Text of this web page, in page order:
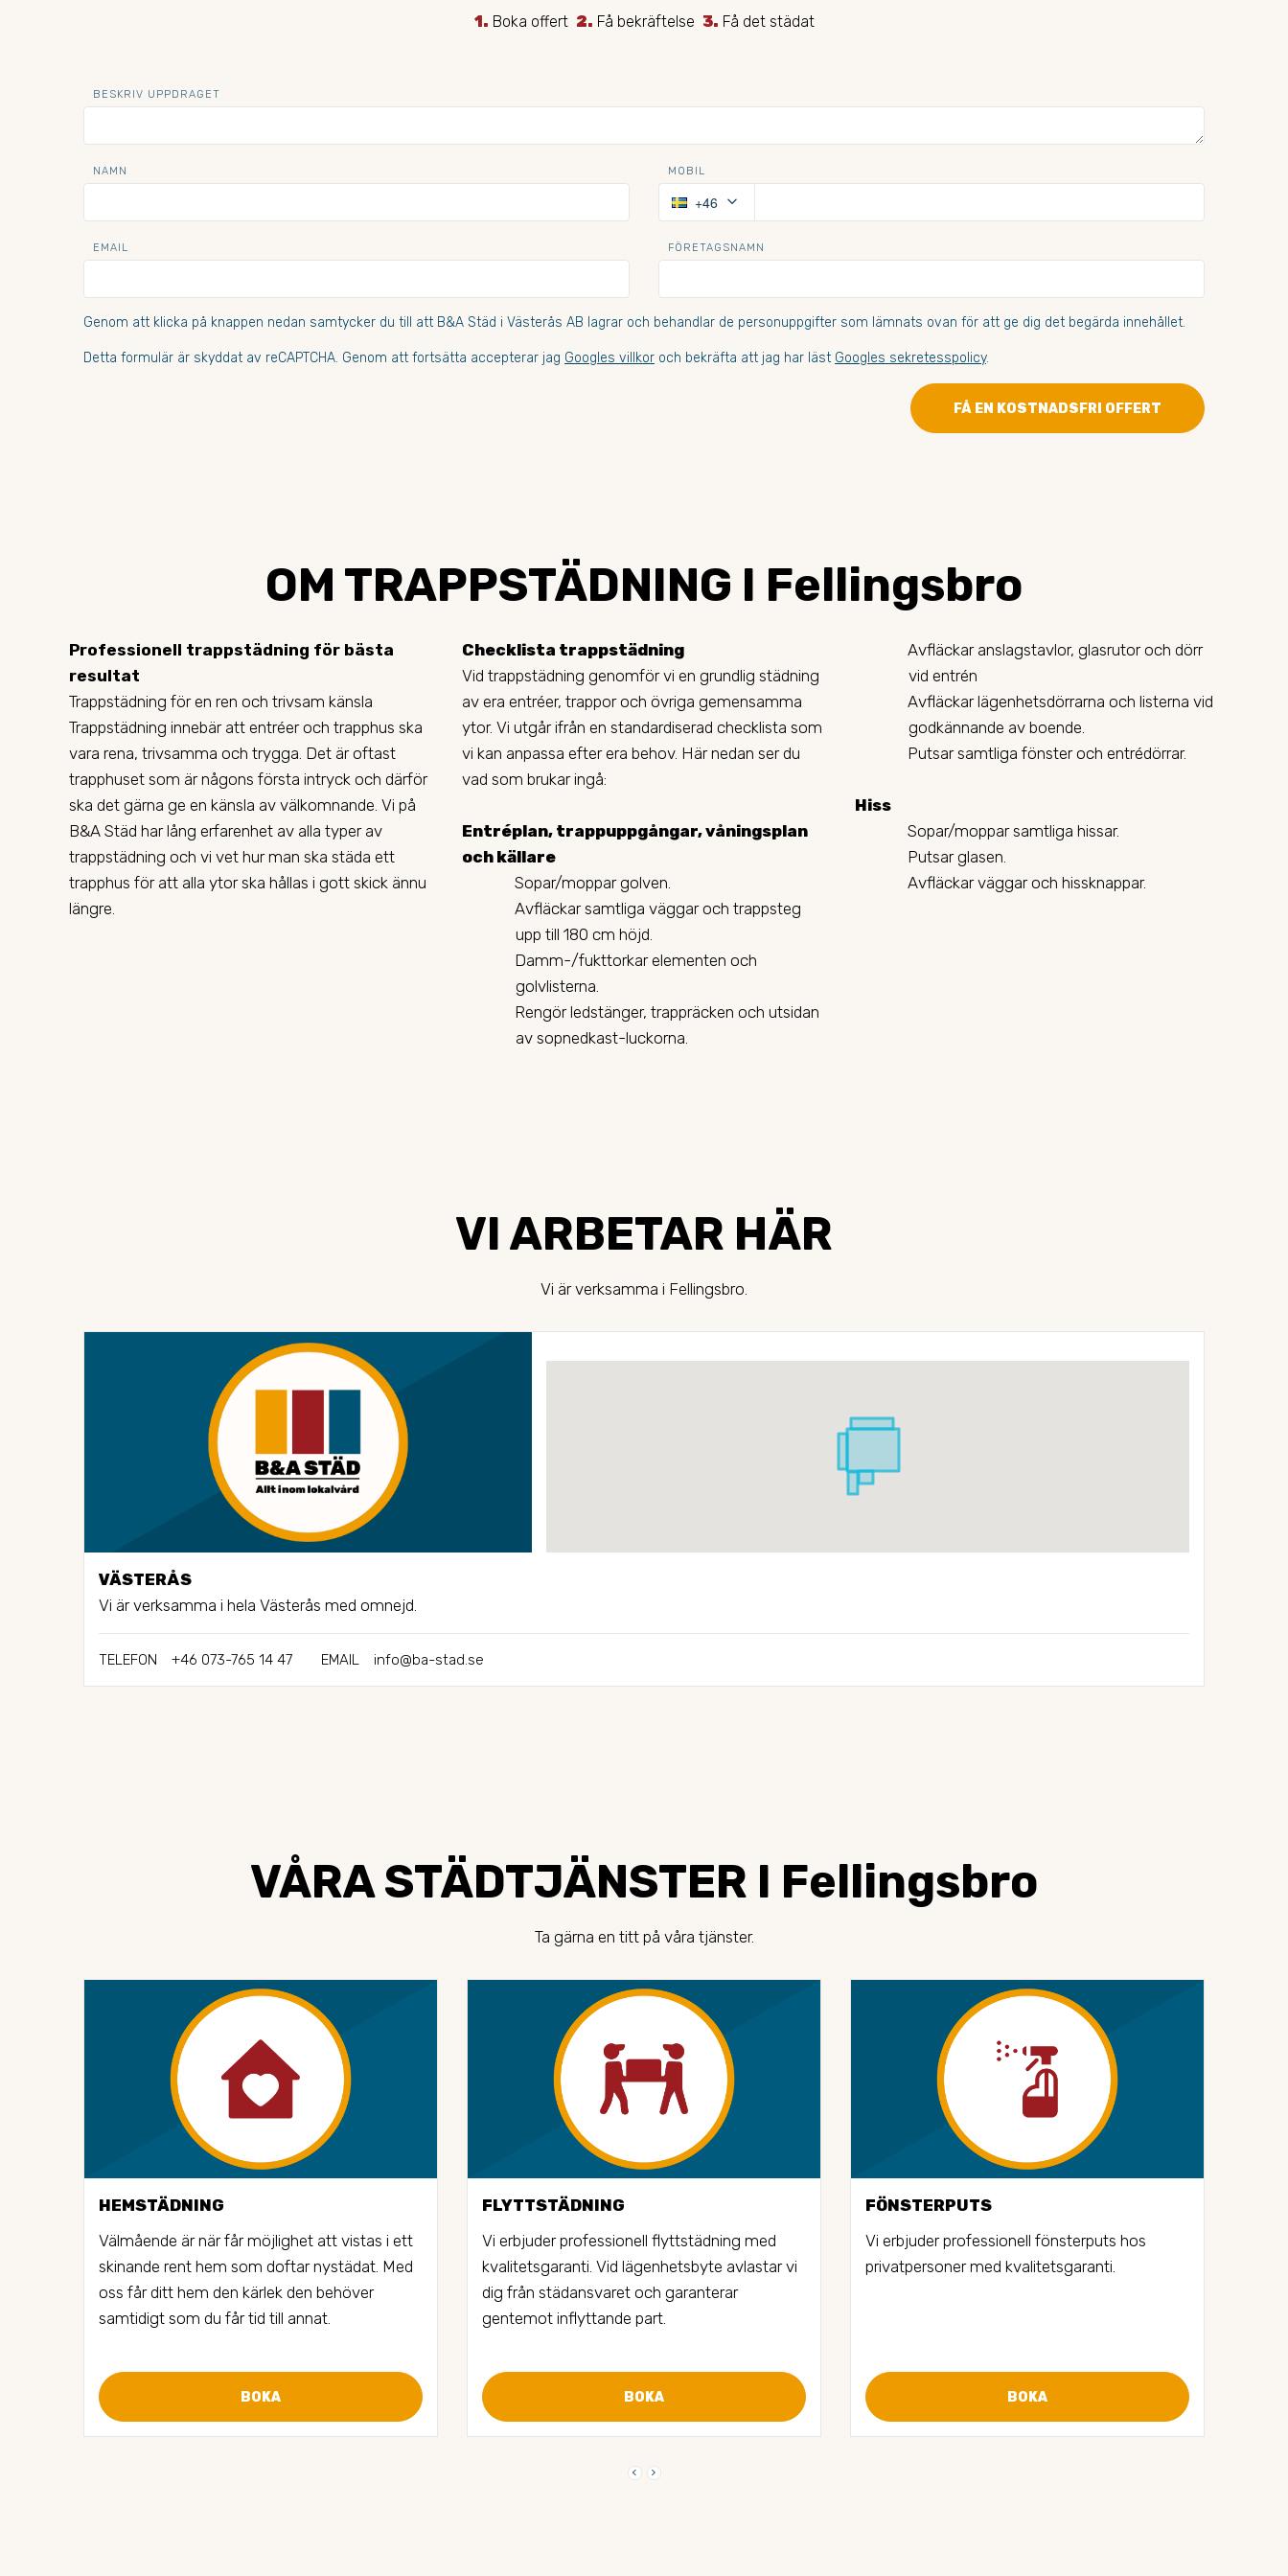
1. Boka offert 2. Få bekräftelse 3. Få det städat
BESKRIV UPPDRAGET
NAMN MOBIL
+46 keyboard_arrow_down
EMAIL FÖRETAGSNAMN
Genom att klicka på knappen nedan samtycker du till att B&A Städ i Västerås AB lagrar och behandlar de personuppgifter som lämnats ovan för att ge dig det begärda innehållet.
Detta formulär är skyddat av reCAPTCHA. Genom att fortsätta accepterar jag Googles villkor och bekräfta att jag har läst Googles sekretesspolicy.
FÅ EN KOSTNADSFRI OFFERT
OM TRAPPSTÄDNING I Fellingsbro
Professionell trappstädning för bästa
resultat
Trappstädning för en ren och trivsam känsla
Trappstädning innebär att entréer och trapphus ska
vara rena, trivsamma och trygga. Det är oftast
trapphuset som är någons första intryck och därför
ska det gärna ge en känsla av välkomnande. Vi på
B&A Städ har lång erfarenhet av alla typer av
trappstädning och vi vet hur man ska städa ett
trapphus för att alla ytor ska hållas i gott skick ännu
längre.
Checklista trappstädning
Vid trappstädning genomför vi en grundlig städning
av era entréer, trappor och övriga gemensamma
ytor. Vi utgår ifrån en standardiserad checklista som
vi kan anpassa efter era behov. Här nedan ser du
vad som brukar ingå:
Entréplan, trappuppgångar, våningsplan
och källare
Sopar/moppar golven.
Avfläckar samtliga väggar och trappsteg
upp till 180 cm höjd.
Damm-/fukttorkar elementen och
golvlisterna.
Rengör ledstänger, trappräcken och utsidan
av sopnedkast-luckorna.
Avfläckar anslagstavlor, glasrutor och dörr
vid entrén
Avfläckar lägenhetsdörrarna och listerna vid
godkännande av boende.
Putsar samtliga fönster och entrédörrar.
Hiss
Sopar/moppar samtliga hissar.
Putsar glasen.
Avfläckar väggar och hissknappar.
VI ARBETAR HÄR
Vi är verksamma i Fellingsbro.
VÄSTERÅS
Vi är verksamma i hela Västerås med omnejd.
TELEFON +46 073-765 14 47 EMAIL info@ba-stad.se
VÅRA STÄDTJÄNSTER I Fellingsbro
Ta gärna en titt på våra tjänster.
HEMSTÄDNING
Välmående är när får möjlighet att vistas i ett
skinande rent hem som doftar nystädat. Med
oss får ditt hem den kärlek den behöver
samtidigt som du får tid till annat.
BOKA
FLYTTSTÄDNING
Vi erbjuder professionell flyttstädning med
kvalitetsgaranti. Vid lägenhetsbyte avlastar vi
dig från städansvaret och garanterar
gentemot inflyttande part.
BOKA
FÖNSTERPUTS
Vi erbjuder professionell fönsterputs hos
privatpersoner med kvalitetsgaranti.
BOKA
keyboard_arrow_left keyboard_arrow_right